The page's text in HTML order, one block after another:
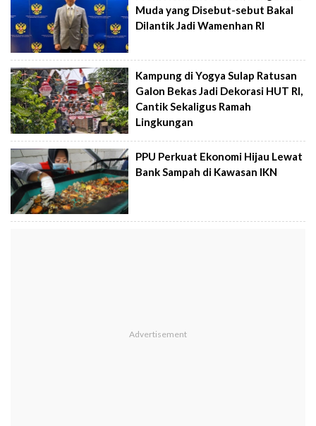
Muda yang Disebut-sebut Bakal
Dilantik Jadi Wamenhan RI
Kampung di Yogya Sulap Ratusan
Galon Bekas Jadi Dekorasi HUT RI,
Cantik Sekaligus Ramah
Lingkungan
PPU Perkuat Ekonomi Hijau Lewat
Bank Sampah di Kawasan IKN